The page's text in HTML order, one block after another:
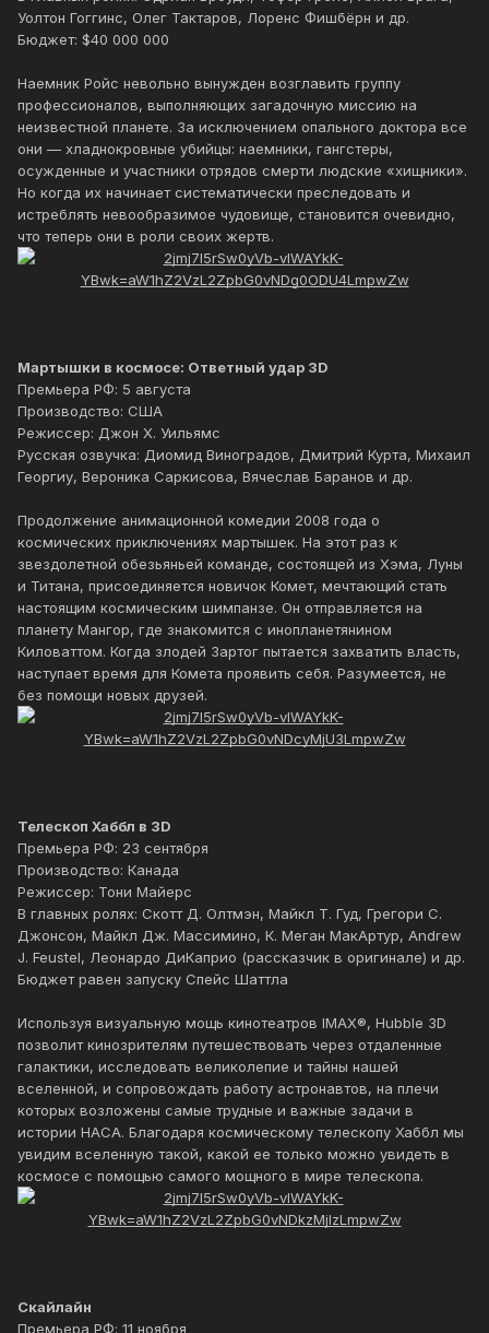
Уолтон Гоггинс, Олег Тактаров, Лоренс Фишбёрн и др.
Бюджет: $40 000 000
Наемник Ройс невольно вынужден возглавить группу
профессионалов, выполняющих загадочную миссию на
неизвестной планете. За исключением опального доктора все
они — хладнокровные убийцы: наемники, гангстеры,
осужденные и участники отрядов смерти людские «хищники».
Но когда их начинает систематически преследовать и
истреблять невообразимое чудовище, становится очевидно,
что теперь они в роли своих жертв.
Мартышки в космосе: Ответный удар 3D
Премьера РФ: 5 августа
Производство: США
Режиссер: Джон Х. Уильямс
Русская озвучка: Диомид Виноградов, Дмитрий Курта, Михаил
Георгиу, Вероника Саркисова, Вячеслав Баранов и др.
Продолжение анимационной комедии 2008 года о
космических приключениях мартышек. На этот раз к
звездолетной обезьяньей команде, состоящей из Хэма, Луны
и Титана, присоединяется новичок Комет, мечтающий стать
настоящим космическим шимпанзе. Он отправляется на
планету Мангор, где знакомится с инопланетянином
Киловаттом. Когда злодей Зартог пытается захватить власть,
наступает время для Комета проявить себя. Разумеется, не
без помощи новых друзей.
Телескоп Хаббл в 3D
Премьера РФ: 23 сентября
Производство: Канада
Режиссер: Тони Майерс
В главных ролях: Скотт Д. Олтмэн, Майкл Т. Гуд, Грегори С.
Джонсон, Майкл Дж. Массимино, К. Меган МакАртур, Andrew
J. Feustel, Леонардо ДиКаприо (рассказчик в оригинале) и др.
Бюджет равен запуску Спейс Шаттла
Используя визуальную мощь кинотеатров IMAX®, Hubble 3D
позволит кинозрителям путешествовать через отдаленные
галактики, исследовать великолепие и тайны нашей
вселенной, и сопровождать работу астронавтов, на плечи
которых возложены самые трудные и важные задачи в
истории НАСА. Благодаря космическому телескопу Хаббл мы
увидим вселенную такой, какой ее только можно увидеть в
космосе с помощью самого мощного в мире телескопа.
Скайлайн
Премьера РФ: 11 ноября